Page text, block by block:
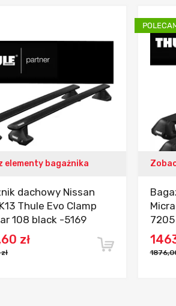
elementy bagażnika
dachowy Nissan
Thule Evo Clamp
108 black -5169
zł